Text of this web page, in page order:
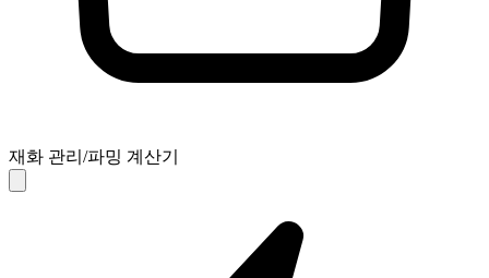
재화 관리/파밍 계산기